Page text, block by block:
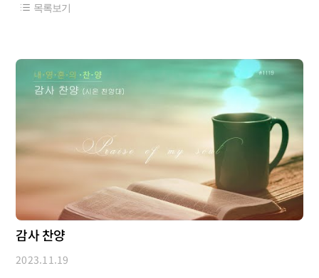
목록보기
감사 찬양
2023.11.19